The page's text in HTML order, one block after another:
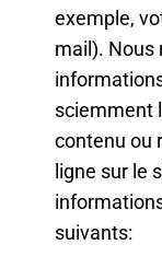
exemple,
mail). Nous
sciemment
contenu ou
ligne sur le
suivants: